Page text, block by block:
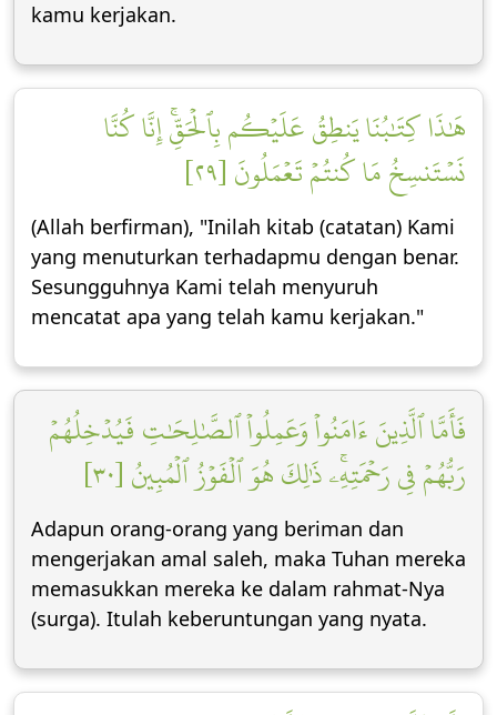
kamu kerjakan.
هَٰذَا كِتَٰبُنَا يَنطِقُ عَلَيۡكُم بِٱلۡحَقِّۚ إِنَّا كُنَّا
نَسۡتَنسِخُ مَا كُنتُمۡ تَعۡمَلُونَ [٢٩]
(Allah berfirman), "Inilah kitab (catatan) Kami
yang menuturkan terhadapmu dengan benar.
Sesungguhnya Kami telah menyuruh
mencatat apa yang telah kamu kerjakan."
فَأَمَّا ٱلَّذِينَ ءَامَنُواْ وَعَمِلُواْ ٱلصَّٰلِحَٰتِ فَيُدۡخِلُهُمۡ
رَبُّهُمۡ فِي رَحۡمَتِهِۦۚ ذَٰلِكَ هُوَ ٱلۡفَوۡزُ ٱلۡمُبِينُ [٣٠]
Adapun orang-orang yang beriman dan
mengerjakan amal saleh, maka Tuhan mereka
memasukkan mereka ke dalam rahmat-Nya
(surga). Itulah keberuntungan yang nyata.